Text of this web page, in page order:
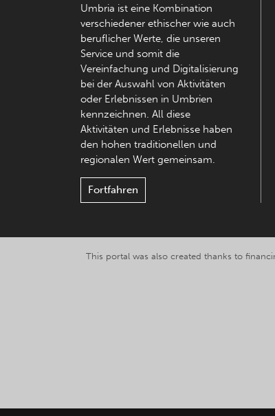
Umbria ist eine Kombination
verschiedener ethischer wie auch
beruflicher Werte, die unseren
Service und somit die
Vereinfachung und Digitalisierung
bei der Auswahl von Aktivitäten
oder Erlebnissen in Umbrien
kennzeichnen. All diese
Aktivitäten und Erlebnisse haben
den hohen traditionellen und
regionalen Wert gemeinsam.
Fortfahren
This portal was also created thanks to